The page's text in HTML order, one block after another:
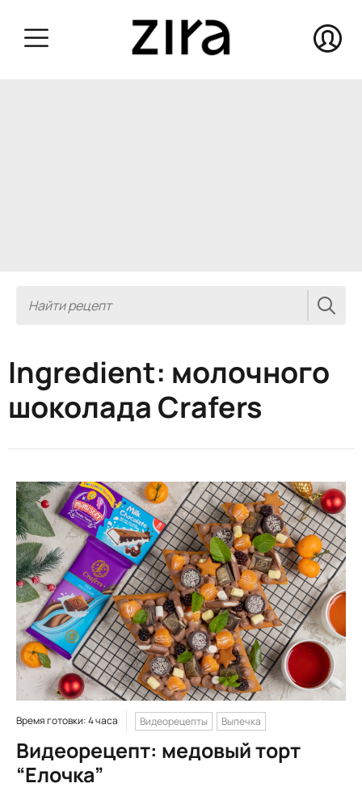
Ingredient: молочного
шоколада Crafers
Время готовки: 4 часа Видеорецепты Выпечка
Видеорецепт: медовый торт
“Елочка”